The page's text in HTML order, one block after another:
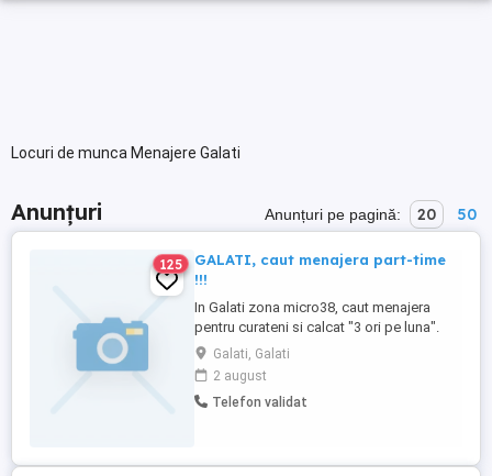
Locuri de munca Menajere Galati
Anunțuri Anunțuri pe pagină: 20 50
125
GALATI, caut menajera part-time
!!!
In Galati zona micro38, caut menajera
pentru curateni si calcat "3 ori pe luna".
Apartament 2 camere, bucatarie separata
!! Calcat pentru o persoana !!!
Galati, Galati
2 august
Telefon validat